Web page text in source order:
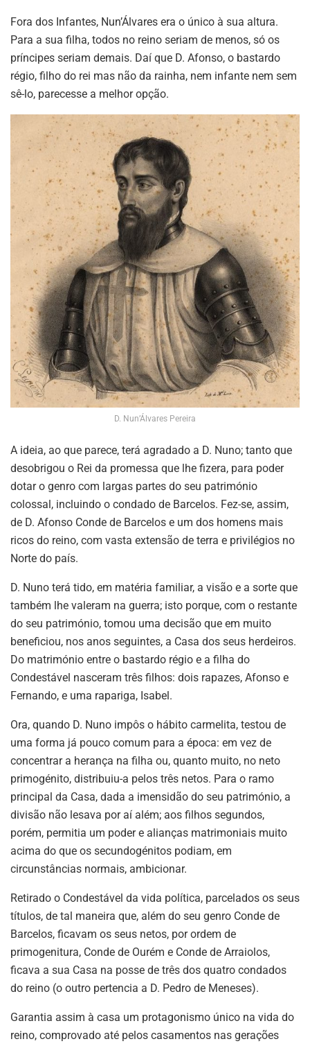
Fora dos Infantes, Nun’Álvares era o único à sua altura.
Para a sua filha, todos no reino seriam de menos, só os
príncipes seriam demais. Daí que D. Afonso, o bastardo
régio, filho do rei mas não da rainha, nem infante nem sem
sê-lo, parecesse a melhor opção.
D. Nun’Álvares Pereira
A ideia, ao que parece, terá agradado a D. Nuno; tanto que
desobrigou o Rei da promessa que lhe fizera, para poder
dotar o genro com largas partes do seu património
colossal, incluindo o condado de Barcelos. Fez-se, assim,
de D. Afonso Conde de Barcelos e um dos homens mais
ricos do reino, com vasta extensão de terra e privilégios no
Norte do país.
D. Nuno terá tido, em matéria familiar, a visão e a sorte que
também lhe valeram na guerra; isto porque, com o restante
do seu património, tomou uma decisão que em muito
beneficiou, nos anos seguintes, a Casa dos seus herdeiros.
Do matrimónio entre o bastardo régio e a filha do
Condestável nasceram três filhos: dois rapazes, Afonso e
Fernando, e uma rapariga, Isabel.
Ora, quando D. Nuno impôs o hábito carmelita, testou de
uma forma já pouco comum para a época: em vez de
concentrar a herança na filha ou, quanto muito, no neto
primogénito, distribuiu-a pelos três netos. Para o ramo
principal da Casa, dada a imensidão do seu património, a
divisão não lesava por aí além; aos filhos segundos,
porém, permitia um poder e alianças matrimoniais muito
acima do que os secundogénitos podiam, em
circunstâncias normais, ambicionar.
Retirado o Condestável da vida política, parcelados os seus
títulos, de tal maneira que, além do seu genro Conde de
Barcelos, ficavam os seus netos, por ordem de
primogenitura, Conde de Ourém e Conde de Arraiolos,
ficava a sua Casa na posse de três dos quatro condados
do reino (o outro pertencia a D. Pedro de Meneses).
Garantia assim à casa um protagonismo único na vida do
reino, comprovado até pelos casamentos nas gerações